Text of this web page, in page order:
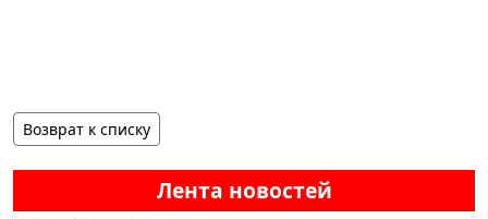
Лента новостей
Возврат к списку